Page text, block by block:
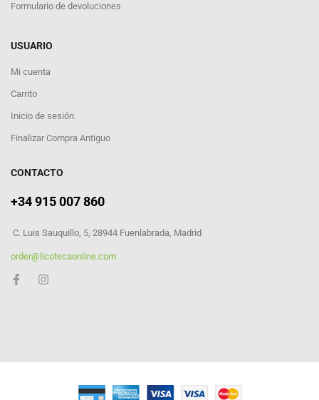
Formulario de devoluciones
USUARIO
Mi cuenta
Carrito
Inicio de sesión
Finalizar Compra Antiguo
CONTACTO
+34 915 007 860
C. Luis Sauquillo, 5, 28944 Fuenlabrada, Madrid
order@licotecaonline.com